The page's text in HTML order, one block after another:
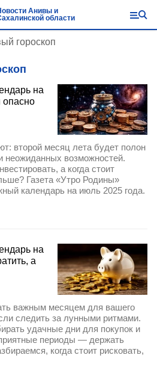
Анивы и
области
гороскоп
на
опасно
второй месяц лета будет полон
неожиданных возможностей.
а когда стоит
Газета «Утро Родины»
календарь на июль 2025 года.
на
а
важным месяцем для вашего
следить за лунными ритмами.
удачные дни для покупок и
периоды — держать
когда стоит рисковать,